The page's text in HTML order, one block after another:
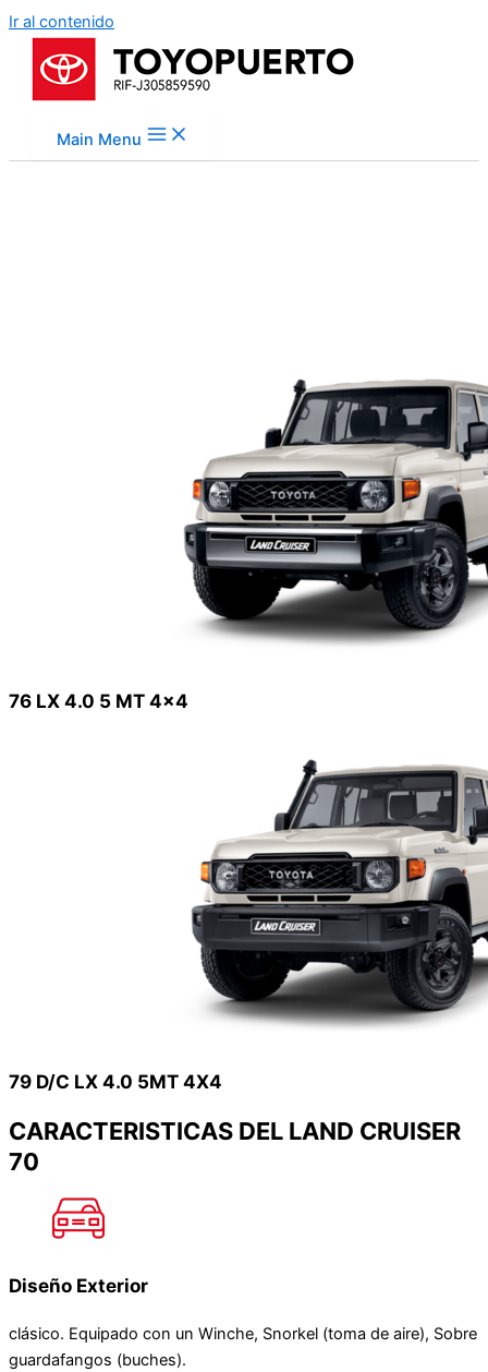
Ir al contenido
Main Menu
76 LX 4.0 5 MT 4x4
79 D/C LX 4.0 5MT 4X4
CARACTERISTICAS DEL LAND CRUISER
70
Diseño Exterior
clásico. Equipado con un Winche, Snorkel (toma de aire), Sobre
guardafangos (buches).